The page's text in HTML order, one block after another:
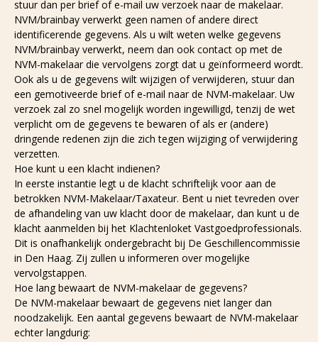
stuur dan per brief of e-mail uw verzoek naar de makelaar.
NVM/brainbay verwerkt geen namen of andere direct
identificerende gegevens. Als u wilt weten welke gegevens
NVM/brainbay verwerkt, neem dan ook contact op met de
NVM-makelaar die vervolgens zorgt dat u geïnformeerd wordt.
Ook als u de gegevens wilt wijzigen of verwijderen, stuur dan
een gemotiveerde brief of e-mail naar de NVM-makelaar. Uw
verzoek zal zo snel mogelijk worden ingewilligd, tenzij de wet
verplicht om de gegevens te bewaren of als er (andere)
dringende redenen zijn die zich tegen wijziging of verwijdering
verzetten.
Hoe kunt u een klacht indienen?
In eerste instantie legt u de klacht schriftelijk voor aan de
betrokken NVM-Makelaar/Taxateur. Bent u niet tevreden over
de afhandeling van uw klacht door de makelaar, dan kunt u de
klacht aanmelden bij het Klachtenloket Vastgoedprofessionals.
Dit is onafhankelijk ondergebracht bij De Geschillencommissie
in Den Haag. Zij zullen u informeren over mogelijke
vervolgstappen.
Hoe lang bewaart de NVM-makelaar de gegevens?
De NVM-makelaar bewaart de gegevens niet langer dan
noodzakelijk. Een aantal gegevens bewaart de NVM-makelaar
echter langdurig: